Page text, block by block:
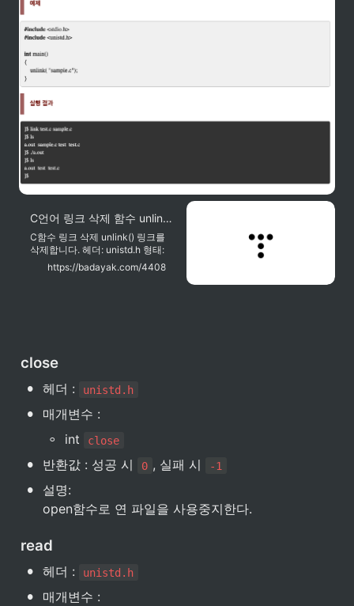
C언어 링크 삭제 함수 unlink()
C함수 링크 삭제 unlink() 링크를
삭제합니다. 헤더: unistd.h 형태:
int unlink( const char *path) 인
수: char *path 삭제하려는 링크 이
https://badayak.com/4408
close
• 헤더 : unistd.h
• 매개변수 :
◦ int close
• 반환값 : 성공 시 0 , 실패 시 -1
•
설명:
open함수로 연 파일을 사용중지한다.
read
• 헤더 : unistd.h
• 매개변수 :